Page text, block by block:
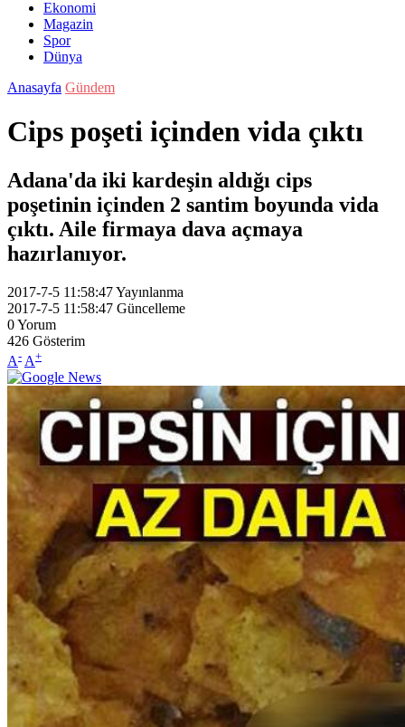
Ekonomi
Magazin
Spor
Dünya
Anasayfa Gündem
Cips poşeti içinden vida çıktı
Adana'da iki kardeşin aldığı cips
poşetinin içinden 2 santim boyunda vida
çıktı. Aile firmaya dava açmaya
hazırlanıyor.
2017-7-5 11:58:47Yayınlanma
2017-7-5 11:58:47 Güncelleme
0Yorum
426 Gösterim
A- A+